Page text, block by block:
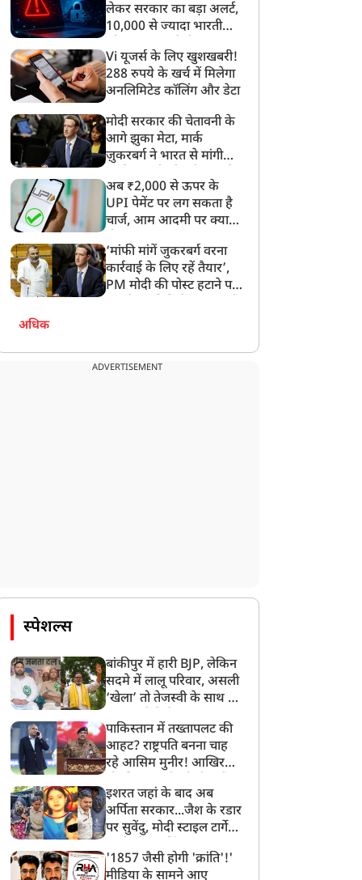
महादेव के स्लोगन वाली टी-शर्ट
से लेकर योगी-बुलडोजर प्रिंट
तक, युवाओं में कांवड़ के प्रति
से बाजारों में रौनक, छोटे
दुकानदारों की भी चांदी
सुरक्षा का भरोसाः कांवड़ यात्रा
में शिव भक्ति की राह पर नारी
शक्ति
लेकर सरकार का बड़ा अलर्ट,
10,000 से ज्यादा भारतीयों
गया
Vi यूजर्स के लिए खुशखबरी!
288 रुपये के खर्च में मिलेगा
अनलिमिटेड कॉलिंग और डेटा
मोदी सरकार की चेतावनी के
आगे झुका मेटा, मार्क
ज़ुकरबर्ग ने भारत से मांगी
अब ₹2,000 से ऊपर के
UPI पेमेंट पर लग सकता है
चार्ज, आम आदमी पर क्या
‘मांफी मांगें जुकरबर्ग वरना
कार्रवाई के लिए रहें तैयार’,
PM मोदी की पोस्ट हटाने पर
अधिक
ADVERTISEMENT
स्पेशल्स
बांकीपुर में हारी BJP, लेकिन
सदमे में लालू परिवार, असली
‘खेला’ तो तेजस्वी के साथ हो
पाकिस्तान में तख्तापलट की
आहट? राष्ट्रपति बनना चाह
रहे आसिम मुनीर! आखिर
बनाया मोहरा?
इशरत जहां के बाद अब
अर्पिता सरकार...जैश के रडार
पर सुवेंदु, मोदी स्टाइल टार्गेट
बड़ा एक्शन!
'1857 जैसी होगी 'क्रांति'!'
मीडिया के सामने आए